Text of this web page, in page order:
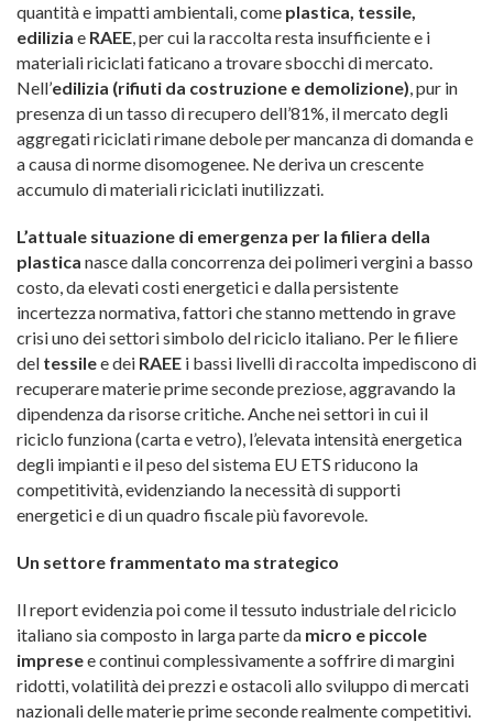
quantità e impatti ambientali,come plastica, tessile,
edilizia e RAEE, per cui la raccolta resta insufficiente e i
materiali riciclati faticano a trovare sbocchi di mercato.
Nell’edilizia (rifiuti da costruzione e demolizione), pur in
presenza di un tasso di recupero dell’81%, il mercato degli
aggregati riciclati rimane debole per mancanza di domanda e
a causa di norme disomogenee. Ne deriva un crescente
accumulo di materiali riciclati inutilizzati.
L’attuale situazione di emergenza per la filiera della
plastica nasce dalla concorrenza dei polimeri vergini a basso
costo, da elevati costi energetici e dalla persistente
incertezza normativa, fattori che stanno mettendo in grave
crisi uno dei settori simbolo del riciclo italiano. Per le filiere
del tessilee dei RAEE i bassi livelli di raccolta impediscono di
recuperare materie prime seconde preziose, aggravando la
dipendenza da risorse critiche. Anche nei settori in cui il
riciclo funziona (carta e vetro), l’elevata intensità energetica
degli impianti e il peso del sistema EU ETS riducono la
competitività, evidenziando la necessità di supporti
energetici e di un quadro fiscale più favorevole.
Un settore frammentato ma strategico
Il report evidenzia poi come il tessuto industriale del riciclo
italiano sia composto in larga parte da micro e piccole
impresee continui complessivamente a soffrire di margini
ridotti, volatilità dei prezzi e ostacoli allo sviluppo di mercati
nazionali delle materie prime seconde realmente competitivi.